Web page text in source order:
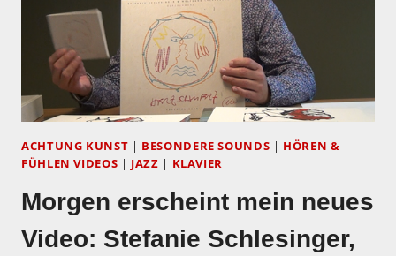
ACHTUNG KUNST | BESONDERE SOUNDS | HÖREN &
FÜHLEN VIDEOS | JAZZ | KLAVIER
Morgen erscheint mein neues
Video: Stefanie Schlesinger,